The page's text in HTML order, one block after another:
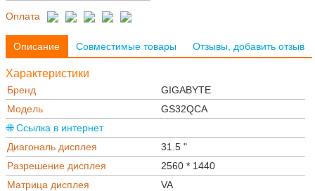
Оплата
Описание Совместимые товары Отзывы, добавить отзыв
Характеристики
Бренд
GIGABYTE
Модель
GS32QCA
🌐 Ссылка в интернет
Диагональ дисплея
31.5 "
Разрешение дисплея
2560 * 1440
Матрица дисплея
VA